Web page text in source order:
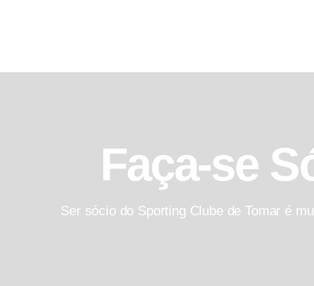
Faça-se
Ser sócio do Sporting Clube de Tomar é